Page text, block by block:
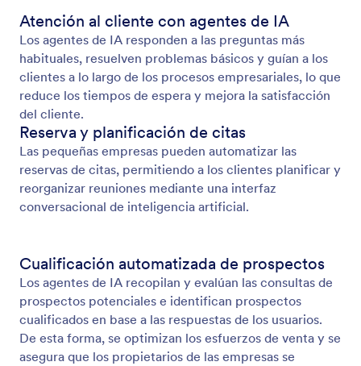
Atención al cliente con agentes de IA
Los agentes de IA responden a las preguntas más
habituales, resuelven problemas básicos y guían a los
clientes a lo largo de los procesos empresariales, lo que
reduce los tiempos de espera y mejora la satisfacción
del cliente.
Reserva y planificación de citas
Las pequeñas empresas pueden automatizar las
reservas de citas, permitiendo a los clientes planificar y
reorganizar reuniones mediante una interfaz
conversacional de inteligencia artificial.
Cualificación automatizada de prospectos
Los agentes de IA recopilan y evalúan las consultas de
prospectos potenciales e identifican prospectos
cualificados en base a las respuestas de los usuarios.
De esta forma, se optimizan los esfuerzos de venta y se
asegura que los propietarios de las empresas se